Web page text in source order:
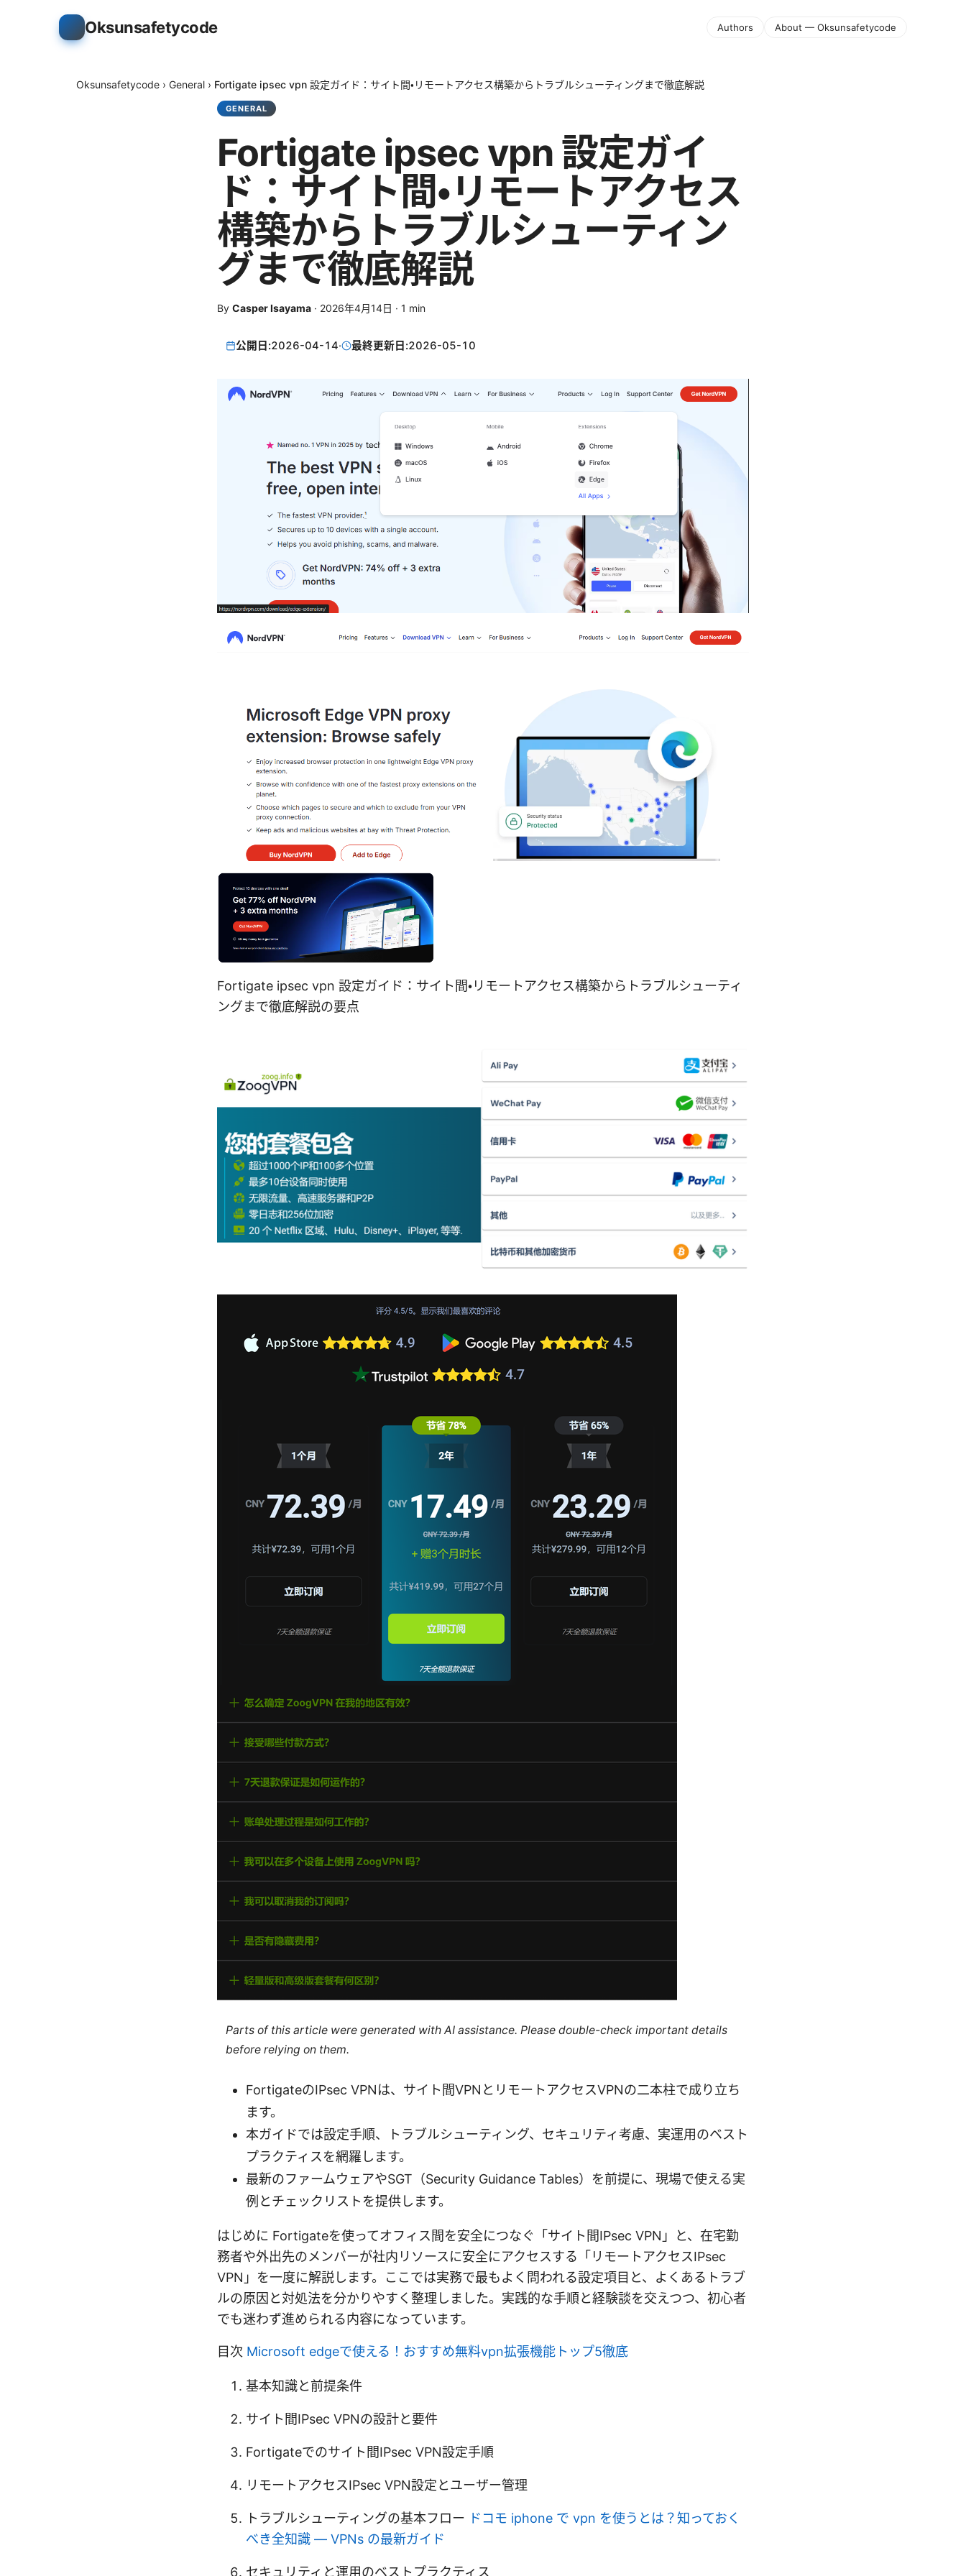
Oksunsafetycode Authors About — Oksunsafetycode
Oksunsafetycode › General › Fortigate ipsec vpn 設定ガイド：サイト間・リモートアクセス構築からトラブルシューティングまで徹底解説
GENERAL
Fortigate ipsec vpn 設定ガイ
ド：サイト間・リモートアクセス
構築からトラブルシューティン
グまで徹底解説
By Casper Isayama · 2026年4月14日 · 1 min
公開日:2026-04-14· 最終更新日:2026-05-10
Fortigate ipsec vpn 設定ガイド：サイト間・リモートアクセス構築からトラブルシューティ
ングまで徹底解説の要点
Parts of this article were generated with AI assistance. Please double-check important details
before relying on them.
FortigateのIPsec VPNは、サイト間VPNとリモートアクセスVPNの二本柱で成り立ち
ます。
本ガイドでは設定手順、トラブルシューティング、セキュリティ考慮、実運用のベスト
プラクティスを網羅します。
最新のファームウェアやSGT（Security Guidance Tables）を前提に、現場で使える実
例とチェックリストを提供します。
はじめに Fortigateを使ってオフィス間を安全につなぐ「サイト間IPsec VPN」と、在宅勤
務者や外出先のメンバーが社内リソースに安全にアクセスする「リモートアクセスIPsec
VPN」を一度に解説します。ここでは実務で最もよく問われる設定項目と、よくあるトラブ
ルの原因と対処法を分かりやすく整理しました。実践的な手順と経験談を交えつつ、初心者
でも迷わず進められる内容になっています。
目次 Microsoft edgeで使える！おすすめ無料vpn拡張機能トップ5徹底
基本知識と前提条件
サイト間IPsec VPNの設計と要件
Fortigateでのサイト間IPsec VPN設定手順
リモートアクセスIPsec VPN設定とユーザー管理
トラブルシューティングの基本フロー ドコモ iphone で vpn を使うとは？知っておく
べき全知識 — VPNs の最新ガイド
セキュリティと運用のベストプラクティス